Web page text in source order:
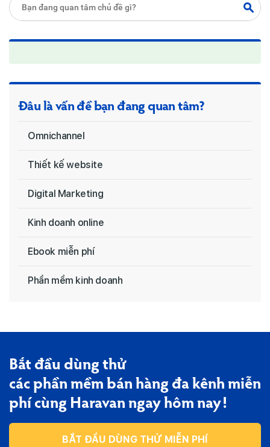
Đâu là vấn đề bạn đang quan tâm?
Omnichannel
Thiết kế website
Digital Marketing
Kinh doanh online
Ebook miễn phí
Phần mềm kinh doanh
Bắt đầu dùng thử
các phần mềm bán hàng đa kênh miễn
phí cùng Haravan ngay hôm nay!
BẮT ĐẦU DÙNG THỬ MIỄN PHÍ